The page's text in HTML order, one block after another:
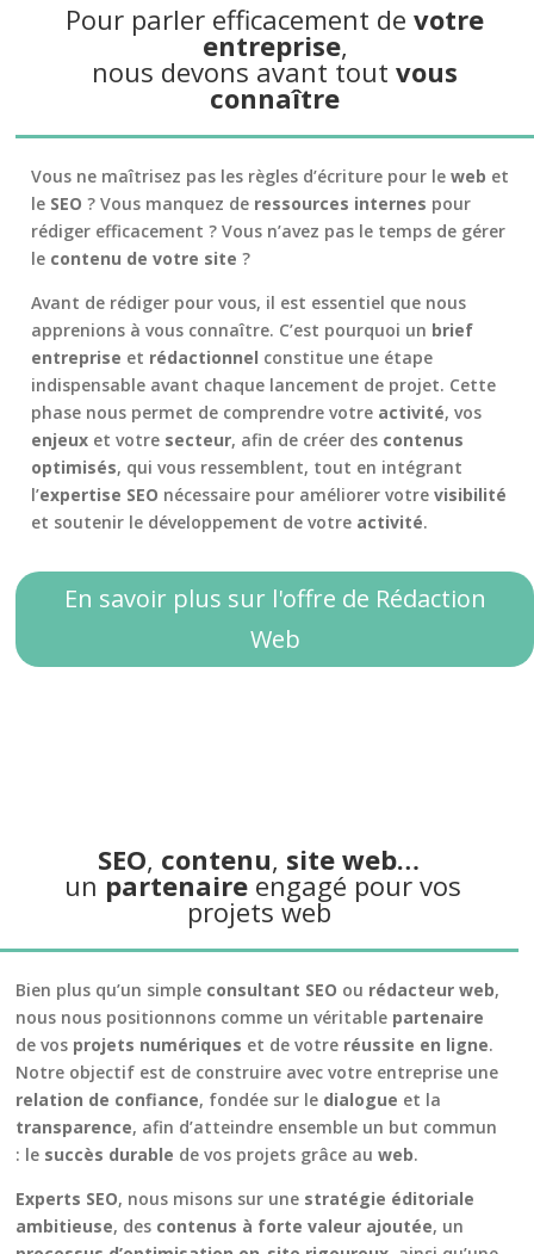
Pour parler efficacement devotre
entreprise,
nous devons avant toutvous
connaître
Vous ne maîtrisez pas les règles d’écriture pour leweb et
le SEO ? Vous manquez de ressources internes pour
rédiger efficacement ? Vous n’avez pas le temps de gérer
le contenu de votre site ?
Avant de rédiger pour vous, il est essentiel que nous
apprenions à vous connaître. C’est pourquoi un brief
entreprise et rédactionnel constitue une étape
indispensable avant chaque lancement de projet. Cette
phase nous permet de comprendre votre activité, vos
enjeux et votre secteur, afin de créer des contenus
optimisés, qui vous ressemblent, tout en intégrant
l’expertise SEO nécessaire pour améliorer votrevisibilité
et soutenir le développement de votre activité.
En savoir plus sur l'offre de Rédaction
Web
SEO, contenu, site web…
un partenaireengagé pour vos
projets web
Bien plus qu’un simple consultant SEO ou rédacteur web,
nous nous positionnons comme un véritable partenaire
de vos projets numériques et de votre réussite en ligne.
Notre objectif est de construire avec votre entreprise une
relation de confiance, fondée sur le dialogue et la
transparence, afin d’atteindre ensemble un but commun
: le succès durable de vos projets grâce auweb.
Experts SEO, nous misons sur une stratégie éditoriale
ambitieuse, des contenus à forte valeur ajoutée, un